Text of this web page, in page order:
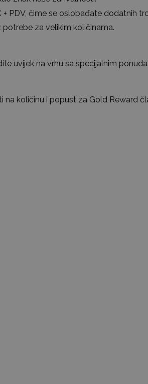
PDV, čime se oslobađate dodatnih
za velikim količinama.
uvijek na vrhu sa specijalnim
na količinu i popust za Gold Reward